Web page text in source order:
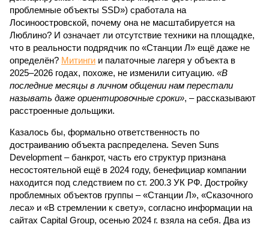
проблемные объекты SSD») сработала на
Лосиноостровской, почему она не масштабируется на
Люблино? И означает ли отсутствие техники на площадке,
что в реальности подрядчик по «Станции Л» ещё даже не
определён? Митинги и палаточные лагеря у объекта в
2025–2026 годах, похоже, не изменили ситуацию. «В
последние месяцы в личном общении нам перестали
называть даже ориентировочные сроки», – рассказывают
расстроенные дольщики.
Казалось бы, формально ответственность по
достраиванию объекта распределена. Seven Suns
Development – банкрот, часть его структур признана
несостоятельной ещё в 2024 году, бенефициар компании
находится под следствием по ст. 200.3 УК РФ. Достройку
проблемных объектов группы – «Станции Л», «Сказочного
леса» и «В стремлении к свету», согласно информации на
сайтах Capital Group, осенью 2024 г. взяла на себя. Два из